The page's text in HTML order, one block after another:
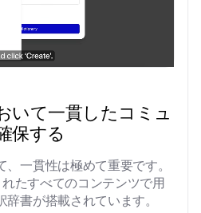
いて一貫したコミュ
保する
一貫性は極めて重要です。
たすべてのコンテンツで用
書が搭載されています。